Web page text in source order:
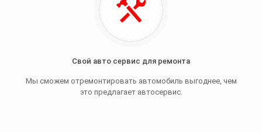
Свой авто сервис для ремонта
Мы сможем отремонтировать автомобиль выгоднее, чем
это предлагает автосервис.